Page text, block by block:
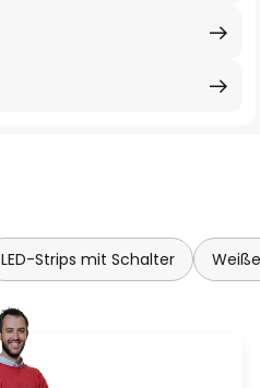
LED-Strips mit Schalter